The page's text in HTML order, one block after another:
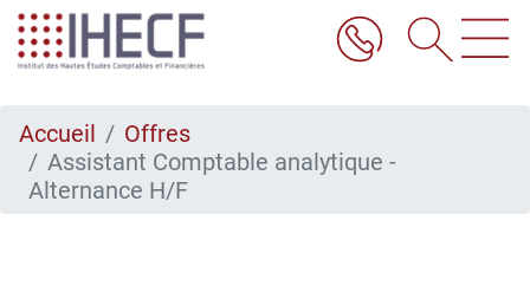
Aller
au
contenu
Accueil
Offres
Assistant Comptable analytique -
Alternance H/F